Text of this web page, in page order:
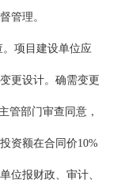
管理。
项目建设单位应
更设计。确需变更
管部门审查同意，
资额在合同价10%
位报财政、审计、